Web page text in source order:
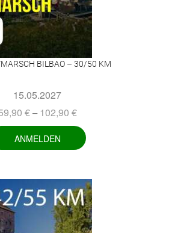
BILBAO – 30/50 KM
15.05.2027
€ –102,90 €
ANMELDEN